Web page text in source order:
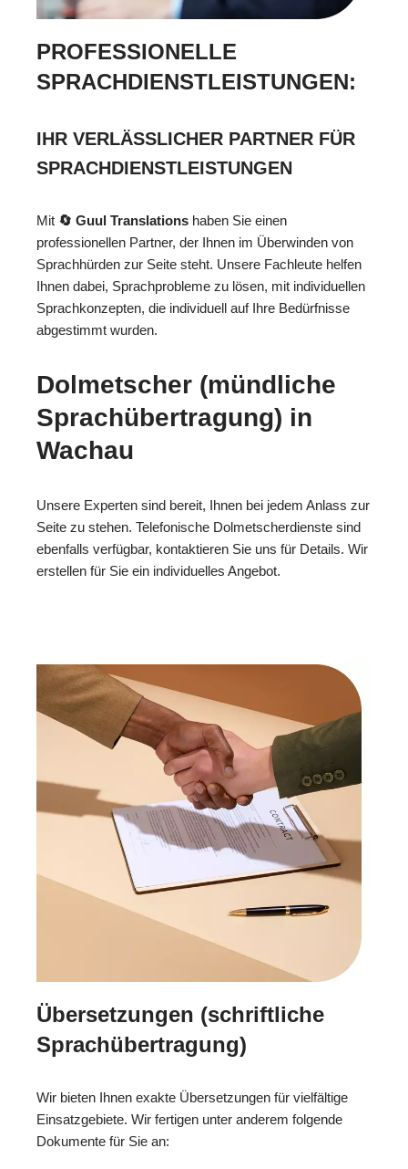
PROFESSIONELLE
SPRACHDIENSTLEISTUNGEN:
IHR VERLÄSSLICHER PARTNER FÜR
SPRACHDIENSTLEISTUNGEN
Mit 🔄 Guul Translations haben Sie einen
professionellen Partner, der Ihnen im Überwinden von
Sprachhürden zur Seite steht. Unsere Fachleute helfen
Ihnen dabei, Sprachprobleme zu lösen, mit individuellen
Sprachkonzepten, die individuell auf Ihre Bedürfnisse
abgestimmt wurden.
Dolmetscher (mündliche
Sprachübertragung) in
Wachau
Unsere Experten sind bereit, Ihnen bei jedem Anlass zur
Seite zu stehen. Telefonische Dolmetscherdienste sind
ebenfalls verfügbar, kontaktieren Sie uns für Details. Wir
erstellen für Sie ein individuelles Angebot.
Übersetzungen (schriftliche
Sprachübertragung)
Wir bieten Ihnen exakte Übersetzungen für vielfältige
Einsatzgebiete. Wir fertigen unter anderem folgende
Dokumente für Sie an: